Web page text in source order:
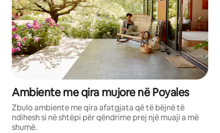
Ambiente me qira mujore në Poyales
Zbulo ambiente me qira afatgjata që të bëjnë të
ndihesh si në shtëpi për qëndrime prej një muaji a më
shumë.